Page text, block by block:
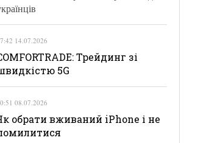
14.07.2026
Трейдинг зі
5G
08.07.2026
обрати вживаний iPhone і не